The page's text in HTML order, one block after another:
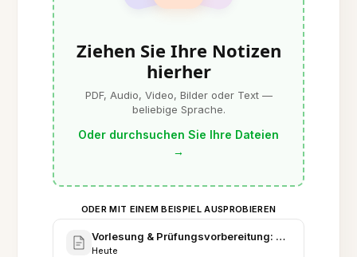
Ziehen Sie Ihre Notizen
hierher
PDF, Audio, Video, Bilder oder Text —
beliebige Sprache.
Oder durchsuchen Sie Ihre Dateien
→
ODER MIT EINEM BEISPIEL AUSPROBIEREN
Vorlesung & Prüfungsvorbereitung: Organische
Heute